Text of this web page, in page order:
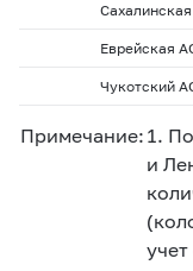
Еврейская
Чукотский
Примечание: 1.
и